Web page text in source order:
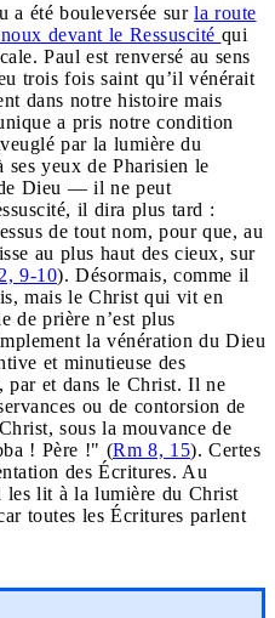
a été bouleversée sur la route
devant le Ressuscité qui
Paul est renversé au sens
trois fois saint qu’il vénérait
dans notre histoire mais
a pris notre condition
par la lumière du
yeux de Pharisien le
Dieu — il ne peut
il dira plus tard :
de tout nom, pour que, au
au plus haut des cieux, sur
9-10). Désormais, comme il
mais le Christ qui vit en
de prière n’est plus
la vénération du Dieu
et minutieuse des
par et dans le Christ. Il ne
ou de contorsion de
sous la mouvance de
! Père !" (Rm 8, 15). Certes
des Écritures. Au
lit à la lumière du Christ
toutes les Écritures parlent